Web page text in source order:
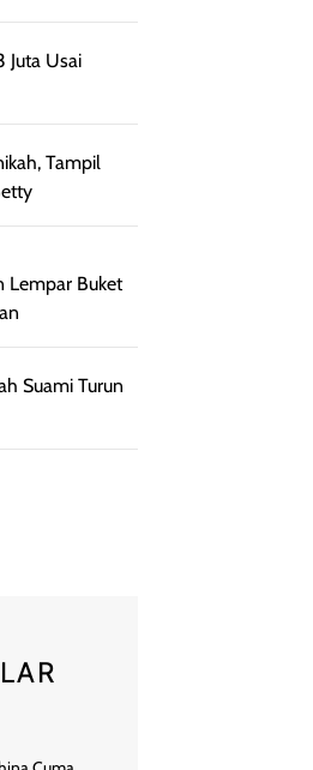
Juta Usai
Tampil
Lempar Buket
Suami Turun